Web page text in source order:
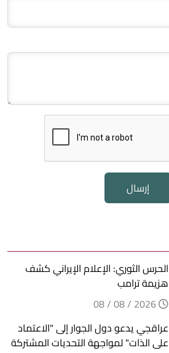
إرسال
الحرس الثوري: الإعلام الإيراني كشف
هزيمة ترامب
عراقجي يدعو دول الجوار إلى "الاعتماد
على الذات" لمواجهة التحديات المشتركة